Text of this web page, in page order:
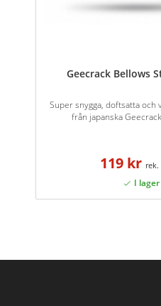
Geecrack Bellows
Super snygga, doftsatta och
från japanska
119 kr